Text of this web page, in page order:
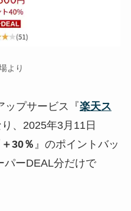
より
ップサービス『楽天ス
、2025年3月11日
＋30％ 』のポイントバッ
パーDEAL分だけで